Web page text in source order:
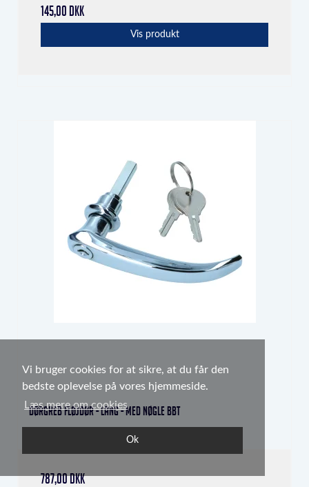
Vi bruger cookies for at sikre, at du får den
bedste oplevelse på vores hjemmeside.
Læs mere om cookies
Ok
145,00 DKK
Vis produkt
Dørgreb fløjdør - lang - med nøgle BBT
0425-660
787,00 DKK